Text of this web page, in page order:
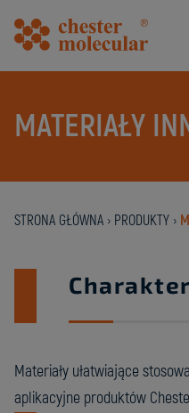
MATERIAŁY
STRONA GŁÓWNA › PRODUKTY ›
Materiały ułatwiające
aplikacyjne produktów